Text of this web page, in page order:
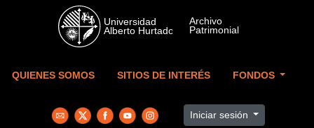
Skip to main content
QUIENES SOMOS SITIOS DE INTERÉS FONDOS
Iniciar sesión